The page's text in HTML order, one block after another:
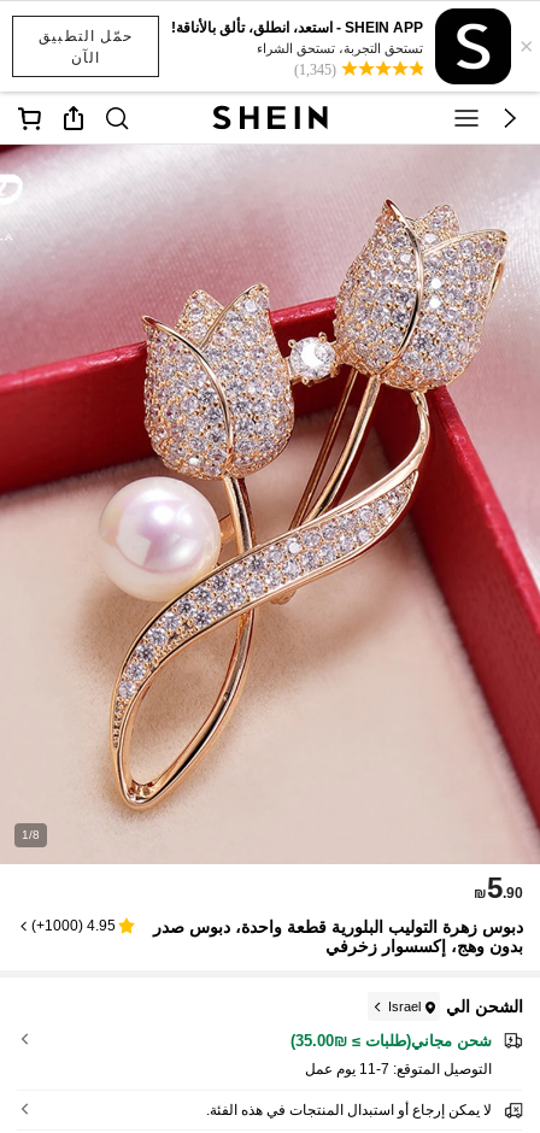
حمّل التطبيق
الآن
×
SHEIN APP - استعد، انطلق، تألق بالأناقة!
تستحق التجربة، تستحق الشراء
(1,345)
1/8
₪5.90
دبوس زهرة التوليب البلورية قطعة واحدة، دبوس صدر
بدون وهج، إكسسوار زخرفي
4.95
(
1000+
)
الشحن الي Israel
شحن مجاني(طلبات ≥ ₪35.00)
التوصيل المتوقع: 7-11 يوم عمل
لا يمكن إرجاع أو استبدال المنتجات في هذه الفئة.